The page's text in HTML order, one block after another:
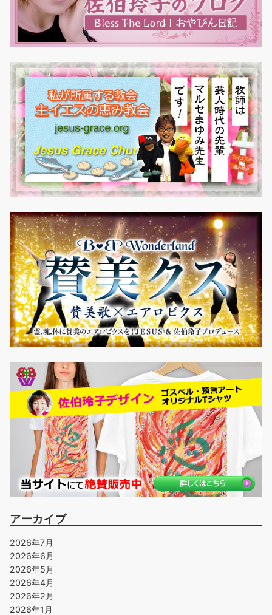
アーカイブ
2026年7月
2026年6月
2026年5月
2026年4月
2026年2月
2026年1月